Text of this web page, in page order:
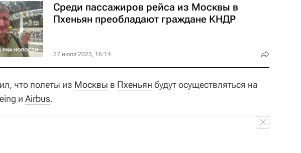
Среди пассажиров рейса из Москвы в
Пхеньян преобладают граждане КНДР
27 июля 2025, 16:14
что полеты из Москвы в Пхеньян будут осуществляться на
и Airbus.